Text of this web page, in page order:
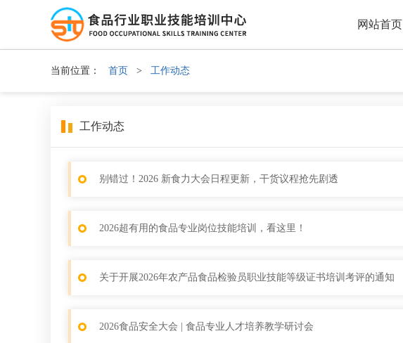
网站首页
当前位置： 首页 > 工作动态
工作动态
别错过！2026 新食力大会日程更新，干货议程抢先剧透
2026超有用的食品专业岗位技能培训，看这里！
关于开展2026年农产品食品检验员职业技能等级证书培训考评的通知
2026食品安全大会 | 食品专业人才培养教学研讨会